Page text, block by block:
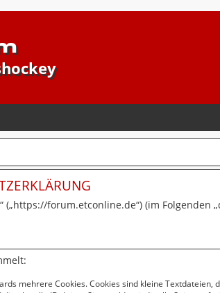
forum.etconline.de“) (im
mehrere Cookies. Cookies sind kleine